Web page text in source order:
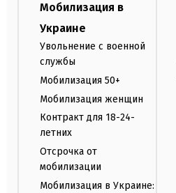
Мобилизация в
Украине
Увольнение с военной
службы
Мобилизация 50+
Мобилизация женщин
Контракт для 18-24-
летних
Отсрочка от
мобилизации
Мобилизация в Украине: